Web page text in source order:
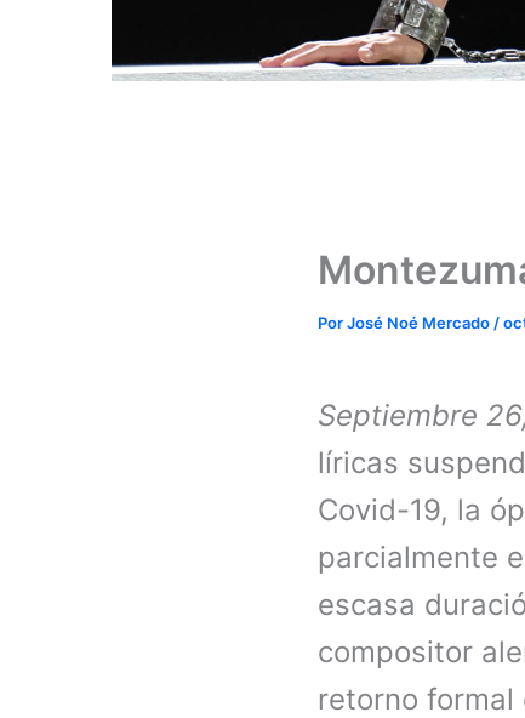
PorJosé Noé Mercado /
Septiembre
líricas
Covid-19, la
parcialmente
escasa
compositor
retorno